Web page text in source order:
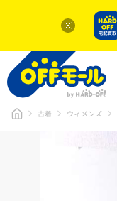
古着 ウィメンズ